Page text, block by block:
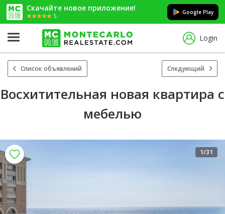
Скачайте новое приложение!
5
Google Play
Login
Список объявлений Следующий
Восхитительная новая квартира с
мебелью
1/31